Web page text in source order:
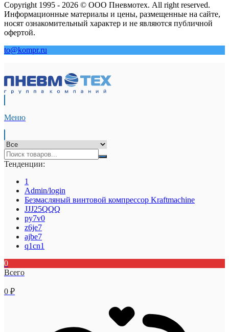
Copyright 1995 - 2026 © ООО Пневмотех. All right reserved.
Информационные материалы и цены, размещенные на сайте,
носят ознакомительный характер и не являются публичной
офертой.
to@kompr.ru
Меню
Тенденции:
1
Admin/login
Безмасляный винтовой компрессор Kraftmaсhine
JJJ25QQQ
py7v0
z6je7
ajbe7
q1cn1
0
Всего
0 ₽